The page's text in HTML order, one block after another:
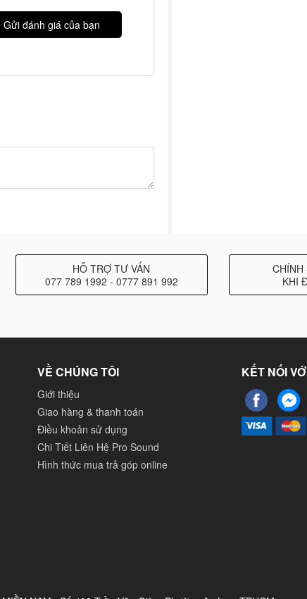
Gửi đánh giá của bạn
HỖ TRỢ TƯ VẤN
077 789 1992 - 0777 891 992
KHI
VỀ CHÚNG TÔI
Giới thiệu
Giao hàng & thanh toán
Điều khoản sử dụng
Chi Tiết Liên Hệ Pro Sound
Hình thức mua trả góp online
KẾT NỐI